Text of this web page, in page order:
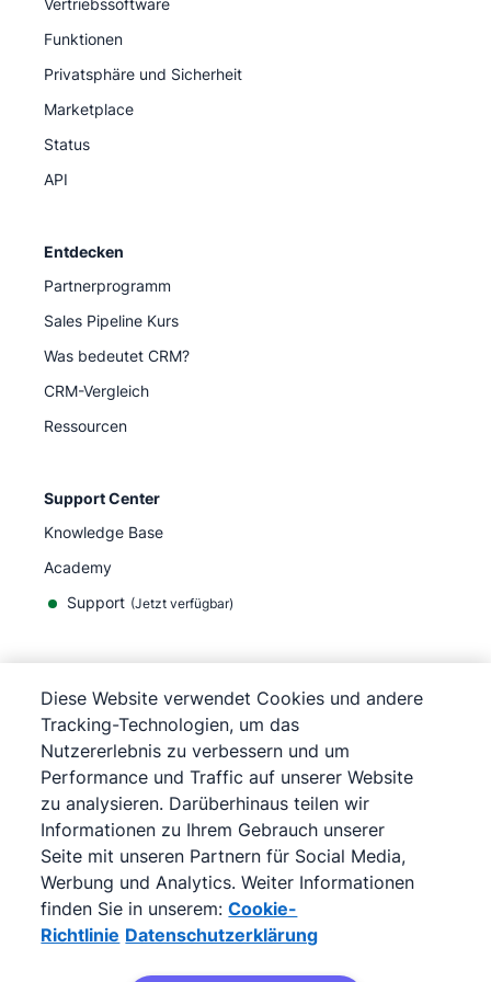
Vertriebssoftware
Funktionen
Privatsphäre und Sicherheit
Marketplace
Status
API
Entdecken
Partnerprogramm
Sales Pipeline Kurs
Was bedeutet CRM?
CRM-Vergleich
Ressourcen
Support Center
Knowledge Base
Academy
Support (Jetzt verfügbar)
©2026Pipedrive
Pipedrive
Nutzungsbedingungen
Pipedrive
Datenschutzerklärung
Impressum
Sitemap
Cookie-Richtlinie
Cookie-Präferenzen
Pipedrive ist ein webbasiertes Verkaufs-CRM.
Diese Website verwendet Cookies und andere
Tracking-Technologien, um das
Nutzererlebnis zu verbessern und um
Performance und Traffic auf unserer Website
zu analysieren. Darüberhinaus teilen wir
Informationen zu Ihrem Gebrauch unserer
Seite mit unseren Partnern für Social Media,
Werbung und Analytics. Weiter Informationen
finden Sie in unserem: Cookie-
Richtlinie Datenschutzerklärung